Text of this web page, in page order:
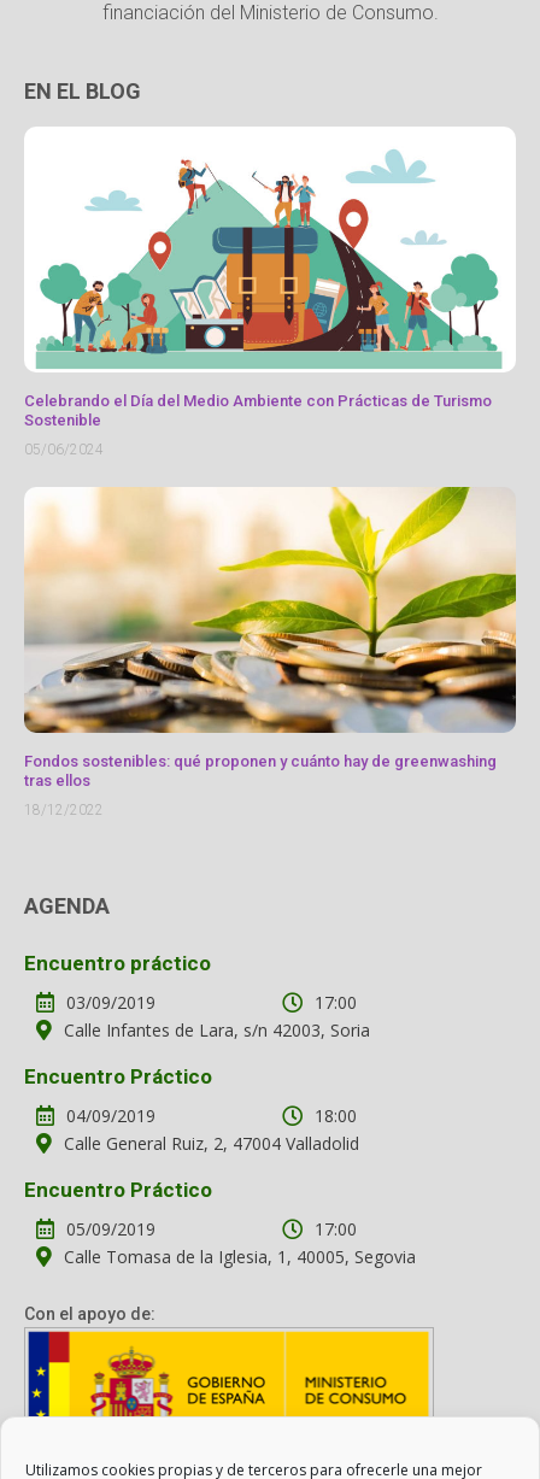
Utilizamos cookies propias y de terceros para ofrecerle una mejor
financiación del Ministerio de Consumo.
EN EL BLOG
Celebrando el Día del Medio Ambiente con Prácticas de Turismo
Sostenible
05/06/2024
Fondos sostenibles: qué proponen y cuánto hay de greenwashing
tras ellos
18/12/2022
AGENDA
Encuentro práctico
03/09/2019
17:00
Calle Infantes de Lara, s/n 42003, Soria
Encuentro Práctico
04/09/2019
18:00
Calle General Ruiz, 2, 47004 Valladolid
Encuentro Práctico
05/09/2019
17:00
Calle Tomasa de la Iglesia, 1, 40005, Segovia
Con el apoyo de:
Con el apoyo del Ministerio de Consumo. Su contenido es